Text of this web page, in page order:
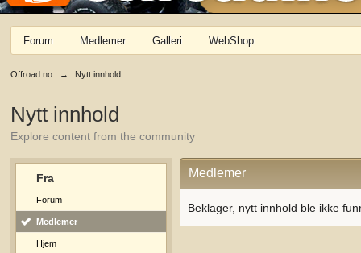
Forum Medlemer Galleri WebShop
Offroad.no → Nytt innhold
Nytt innhold
Explore content from the community
Fra
Forum
Medlemer
Hjem
Medlemer
Beklager, nytt innhold ble ikke